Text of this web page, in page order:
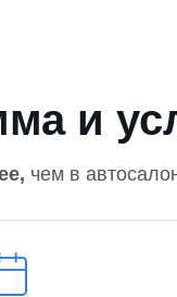
и
чем в